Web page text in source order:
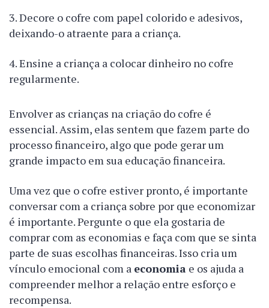
Decore o cofre com papel colorido e adesivos,
deixando-o atraente para a criança.
Ensine a criança a colocar dinheiro no cofre
regularmente.
Envolver as crianças na criação do cofre é
essencial. Assim, elas sentem que fazem parte do
processo financeiro, algo que pode gerar um
grande impacto em sua educação financeira.
Uma vez que o cofre estiver pronto, é importante
conversar com a criança sobre por que economizar
é importante. Pergunte o que ela gostaria de
comprar com as economias e faça com que se sinta
parte de suas escolhas financeiras. Isso cria um
vínculo emocional com a economia e os ajuda a
compreender melhor a relação entre esforço e
recompensa.